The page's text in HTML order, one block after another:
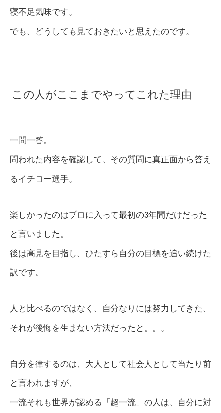
寝不足気味です。
でも、どうしても見ておきたいと思えたのです。
この人がここまでやってこれた理由
一問一答。
問われた内容を確認して、その質問に真正面から答え
るイチロー選手。
楽しかったのはプロに入って最初の3年間だけだった
と言いました。
後は高見を目指し、ひたすら自分の目標を追い続けた
訳です。
人と比べるのではなく、自分なりには努力してきた、
それが後悔を生まない方法だったと。。。
自分を律するのは、大人として社会人として当たり前
と言われますが、
一流それも世界が認める「超一流」の人は、自分に対